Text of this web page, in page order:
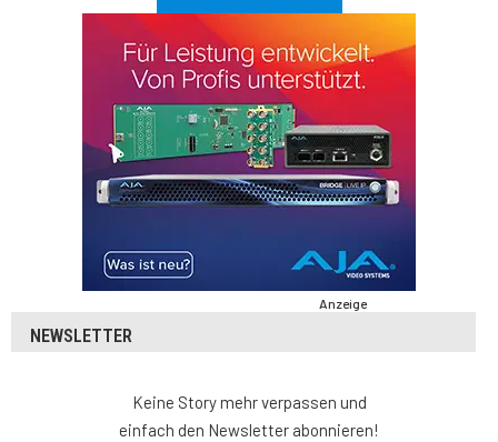
Anzeige
NEWSLETTER
Keine Story mehr verpassen und
einfach den Newsletter abonnieren!